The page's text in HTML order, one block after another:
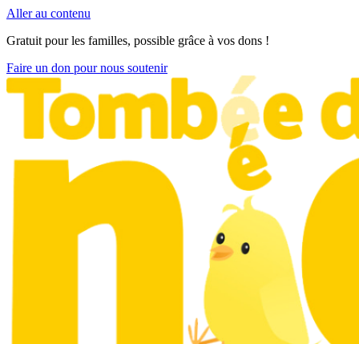
Aller au contenu
Gratuit pour les familles, possible grâce à vos dons !
Faire un don pour nous soutenir